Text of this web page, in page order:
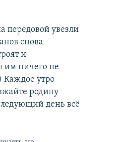
передовой увезли
снова
и
им ничего не
Каждое утро
родину
день всё